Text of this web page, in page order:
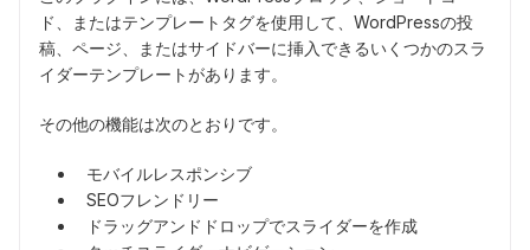
ド、またはテンプレートタグを使用して、WordPressの投
稿、ページ、またはサイドバーに挿入できるいくつかのスラ
イダーテンプレートがあります。
その他の機能は次のとおりです。
モバイルレスポンシブ
SEOフレンドリー
ドラッグアンドドロップでスライダーを作成